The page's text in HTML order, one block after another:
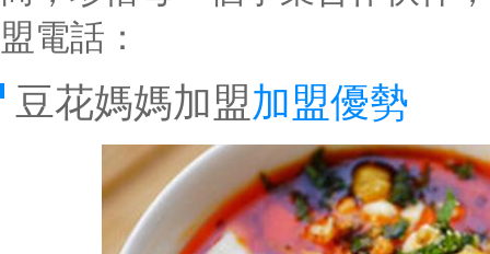
盟電話：
豆花媽媽加盟加盟優勢